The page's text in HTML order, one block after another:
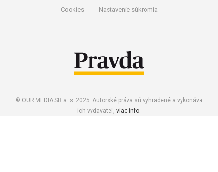
Cookies Nastavenie súkromia
© OUR MEDIA SR a. s. 2025. Autorské práva sú vyhradené a vykonáva
ich vydavateľ, viac info.